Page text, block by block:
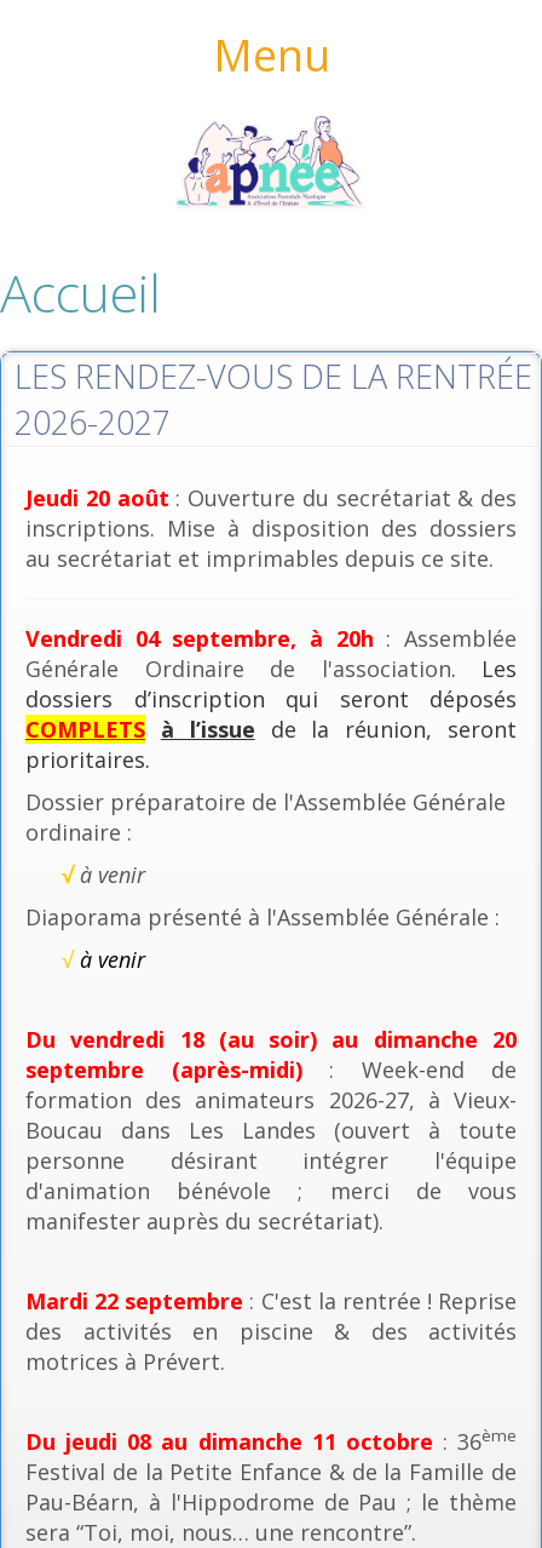
Menu
Accueil
LES RENDEZ-VOUS DE LA RENTRÉE
2026-2027
Jeudi 20 août : Ouverture du secrétariat & des
inscriptions. Mise à disposition des dossiers
au secrétariat et imprimables depuis ce site.
Vendredi 04 septembre, à 20h : Assemblée
Générale Ordinaire de l'association. Les
dossiers d’inscription qui seront déposés
COMPLETS à l’issue de la réunion, seront
prioritaires.
Dossier préparatoire de l'Assemblée Générale
ordinaire :
√ à venir
Diaporama présenté à l'Assemblée Générale :
√à venir
Du vendredi 18 (au soir) au dimanche 20
septembre (après-midi): Week-end de
formation des animateurs 2026-27, à Vieux-
Boucau dans Les Landes (ouvert à toute
personne désirant intégrer l'équipe
d'animation bénévole ; merci de vous
manifester auprès du secrétariat).
Mardi 22 septembre : C'est la rentrée ! Reprise
des activités en piscine & des activités
motrices à Prévert.
Du jeudi 08 au dimanche 11 octobre : 36ème
Festival de la Petite Enfance & de la Famille de
Pau-Béarn, à l'Hippodrome de Pau ; le thème
sera “Toi, moi, nous… une rencontre”.